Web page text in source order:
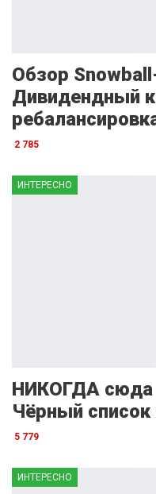
Обзор
Дивидендный
2 785
ИНТЕРЕСНО
НИКОГДА сюда
Чёрный список
5 779
ИНТЕРЕСНО